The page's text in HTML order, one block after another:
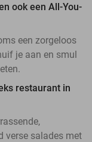
ook een All-You-
een zorgeloos
je aan en smul
restaurant in
verse salades met